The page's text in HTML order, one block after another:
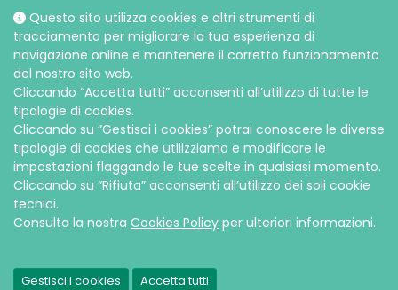
Questo sito utilizza cookies e altri strumenti di
tracciamento per migliorare la tua esperienza di
navigazione online e mantenere il corretto funzionamento
del nostro sito web.
Cliccando “Accetta tutti” acconsenti all’utilizzo di tutte le
tipologie di cookies.
Cliccando su “Gestisci i cookies” potrai conoscere le diverse
tipologie di cookies che utilizziamo e modificare le
impostazioni flaggando le tue scelte in qualsiasi momento.
Cliccando su “Rifiuta” acconsenti all’utilizzo dei soli cookie
tecnici.
Consulta la nostra Cookies Policy per ulteriori informazioni.
Gestisci i cookies Accetta tutti
Gamma Ossigeno & Aerosol Terapia Home Care
Social media
© Intersurgical S.p.A, 2026 |Privacy e Cookie